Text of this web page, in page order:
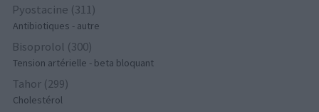
Pyostacine (311)
Antibiotiques - autre
Bisoprolol (300)
Tension artérielle - beta bloquant
Tahor (299)
Cholestérol